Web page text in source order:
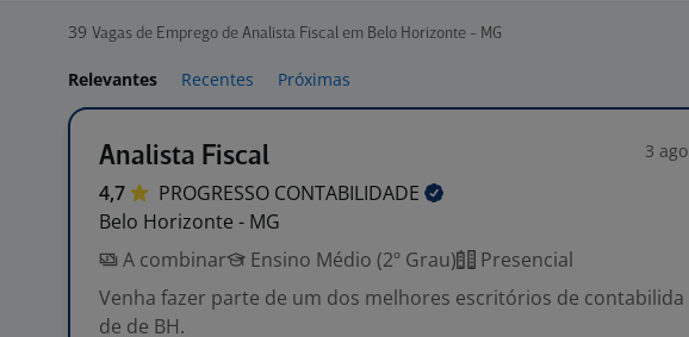
39 Vagas de Emprego de Analista Fiscal em Belo Horizonte - MG
Relevantes Recentes Próximas
Analista Fiscal 3 ago
4,7 PROGRESSO CONTABILIDADE
Belo Horizonte - MG
A combinar
Ensino Médio (2º Grau)
Presencial
Venha fazer parte de um dos melhores escritórios de contabilida
de de BH.